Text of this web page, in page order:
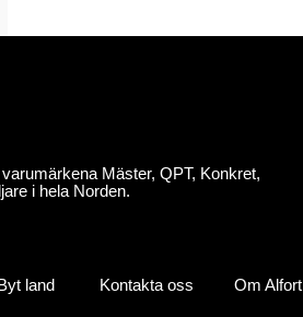
Mäster, QPT, Konkret,
i hela Norden.
Byt land Kontakta oss Om Alfort